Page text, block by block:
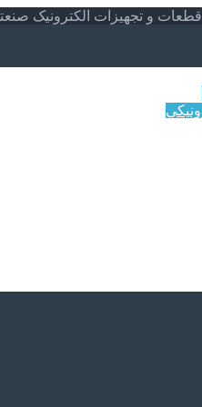
و تجهیزات الکترونیک